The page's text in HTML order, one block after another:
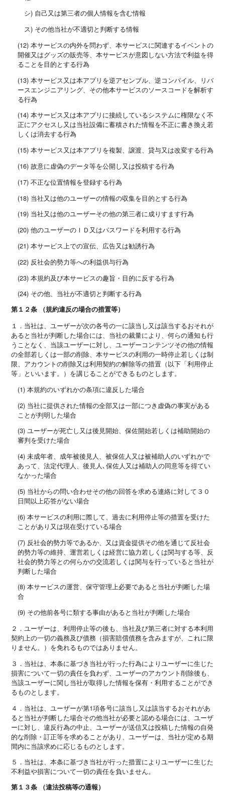
シ) 自己又は第三者の個人情報を含む情報
ス) その他当社が不適切と判断する情報
(12) 本サービスの内外を問わず、本サービスに関連するイベントの
開催又はグッズの販売等、本サービスが意図しない方法で利益を得
ることを目的とする行為
(13) 本サービス又は本アプリを逆アセンブル、逆コンパイル、リバ
ースエンジニアリング、その他本サービスのソースコードを解析す
る行為
(14) 本サービス又は本アプリに接続しているシステムに権限なく不
正にアクセスし又は当社設備に蓄積された情報を不正に書き換え若
しくは消去する行為
(15) 本サービス又は本アプリを複製、譲渡、貸与又は改変する行為
(16) 故意に虚偽のデータ等を公開し又は投稿する行為
(17) 不正な位置情報を登録する行為
(18) 当社又は他のユーザーの情報の収集を目的とする行為
(19) 当社又は他のユーザーその他の第三者に成りすます行為
(20) 他のユーザーのＩＤ又はパスワードを利用する行為
(21) 本サービス上での宣伝、広告又は勧誘行為
(22) 反社会的勢力等への利益供与行為
(23) 本規約及び本サービスの趣旨・目的に反する行為
(24) その他、当社が不適切と判断する行為
第１２条 （規約違反の場合の措置等）
１．当社は、ユーザーが次の各号の一に該当し又は該当するおそれが
あると当社が判断した場合には、当社の裁量により、何らの通知も行
うことなく、当該ユーザーに対し、ユーザーコンテンツその他の情報
の全部若しくは一部の削除、本サービスの利用の一時停止若しくは制
限、アカウントの削除又は利用契約の解除等の措置（以下「利用停止
等」といいます。）を講じることができるものとします。
(1) 本規約のいずれかの条項に違反した場合
(2) 当社に提供された情報の全部又は一部につき虚偽の事実がある
ことが判明した場合
(3) ユーザーが死亡し又は後見開始、保佐開始若しくは補助開始の
審判を受けた場合
(4) 未成年者、成年被後見人、被保佐人又は被補助人のいずれかで
あって、法定代理人、後見人､保佐人又は補助人の同意等を得てい
なかった場合
(5) 当社からの問い合わせその他の回答を求める連絡に対して３０
日間以上応答がない場合
(6) 本サービスの利用に際して、過去に利用停止等の措置を受けた
ことがあり又は現在受けている場合
(7) 反社会的勢力等であるか、又は資金提供その他を通じて反社会
的勢力等の維持、運営若しくは経営に協力若しくは関与する等、反
社会的勢力等との何らかの交流若しくは関与を行っていると当社が
判断した場合
(8) 本サービスの運営、保守管理上必要であると当社が判断した場
合
(9) その他前各号に類する事由があると当社が判断した場合
２．ユーザーは、利用停止等の後も、当社及び第三者に対する本利用
契約上の一切の義務及び債務（損害賠償債務を含みますが、これに限
りません。）を免れるものではありません。
３．当社は、本条に基づき当社が行った行為によりユーザーに生じた
損害について一切の責任を負わず、ユーザーのアカウント削除後も、
当該ユーザーに関し当社が取得した情報を保有・利用することができ
るものとします。
４．当社は、ユーザーが第1項各号に該当し又は該当するおそれがあ
ると当社が判断した場合その他当社が必要と認める場合には、ユーザ
ーに対し、違反行為の中止、ユーザーが送信又は投稿した情報の自発
的な削除・訂正等を求めることがあり、ユーザーは、当社が定める期
間内に当該求めに応じるものとします。
５．当社は、本条に基づき当社が行った措置によりユーザーに生じた
不利益や損害について一切の責任を負いません。
第１３条 （違法投稿等の通報）